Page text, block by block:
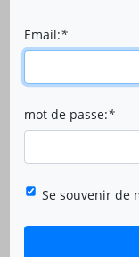
Email:*
mot de passe:*
Se souvenir de